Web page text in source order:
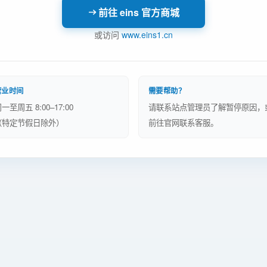
前往 eins 官方商城
或访问www.eins1.cn
时间
至周五 8:00–17:00
定节假日除外）
需要帮助？
请联系站点管理员了解暂停原因，
前往官网联系客服。